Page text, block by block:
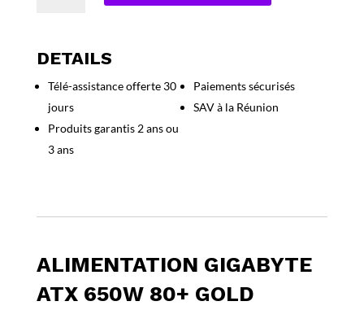
ATX
80+
Gold
P650G
PCIe5.1
DETAILS
Télé-assistance offerte 30
jours
Produits garantis 2 ans ou
3 ans
Paiements sécurisés
SAV à la Réunion
ALIMENTATION GIGABYTE
ATX 650W 80+ GOLD